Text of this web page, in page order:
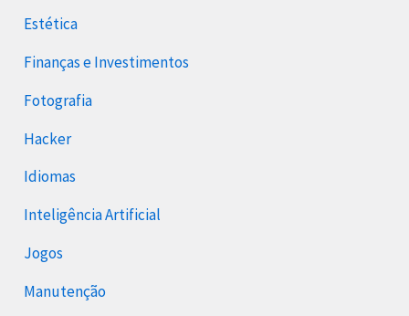
Estética
Finanças e Investimentos
Fotografia
Hacker
Idiomas
Inteligência Artificial
Jogos
Manutenção